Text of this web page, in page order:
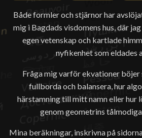
Både formler och stjärnor har
mig i Bagdads visdomens hus, där
egen vetenskap och kartlade
nyfikenhet som eldades
Fråga mig varför ekvationer
fullborda och balansera, hur
härstamning till mitt namn eller hur
genom geometrins tålmodiga
Mina beräkningar, inskrivna på